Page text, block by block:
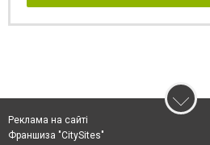
Реклама на сайті
Франшиза "CitySites"